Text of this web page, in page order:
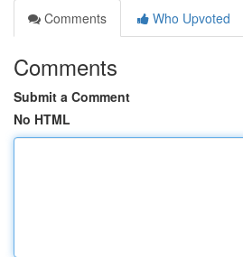
Comments
Who Upvoted
Comments
Submit a Comment
No HTML